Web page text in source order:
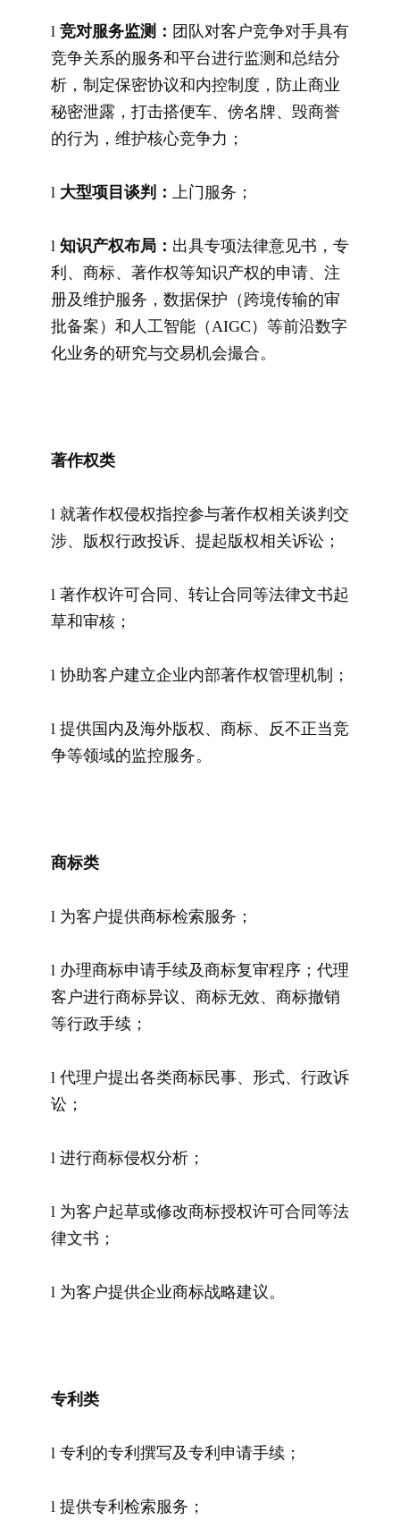
l 竞对服务监测： 团队对客户竞争对手具有
竞争关系的服务和平台进行监测和总结分
析，制定保密协议和内控制度，防止商业
秘密泄露，打击搭便车、傍名牌、毁商誉
的行为，维护核心竞争力；
l 大型项目谈判： 上门服务；
l 知识产权布局： 出具专项法律意见书，专
利、商标、著作权等知识产权的申请、注
册及维护服务，数据保护（跨境传输的审
批备案）和人工智能（AIGC）等前沿数字
化业务的研究与交易机会撮合。
著作权类
l 就著作权侵权指控参与著作权相关谈判交
涉、版权行政投诉、提起版权相关诉讼；
l 著作权许可合同、转让合同等法律文书起
草和审核；
l 协助客户建立企业内部著作权管理机制；
l 提供国内及海外版权、商标、反不正当竞
争等领域的监控服务。
商标类
l 为客户提供商标检索服务；
l 办理商标申请手续及商标复审程序；代理
客户进行商标异议、商标无效、商标撤销
等行政手续；
l 代理户提出各类商标民事、形式、行政诉
讼；
l 进行商标侵权分析；
l 为客户起草或修改商标授权许可合同等法
律文书；
l 为客户提供企业商标战略建议。
专利类
l 专利的专利撰写及专利申请手续；
l 提供专利检索服务；